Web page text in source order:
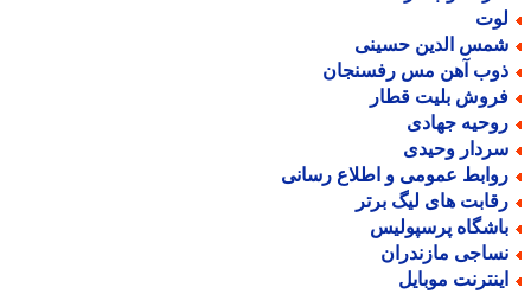
الدین حسینی
آهن مس رفسنجان
بلیت قطار
جهادی
وحیدی
عمومی و اطلاع رسانی
های لیگ برتر
پرسپولیس
مازندران
موبایل